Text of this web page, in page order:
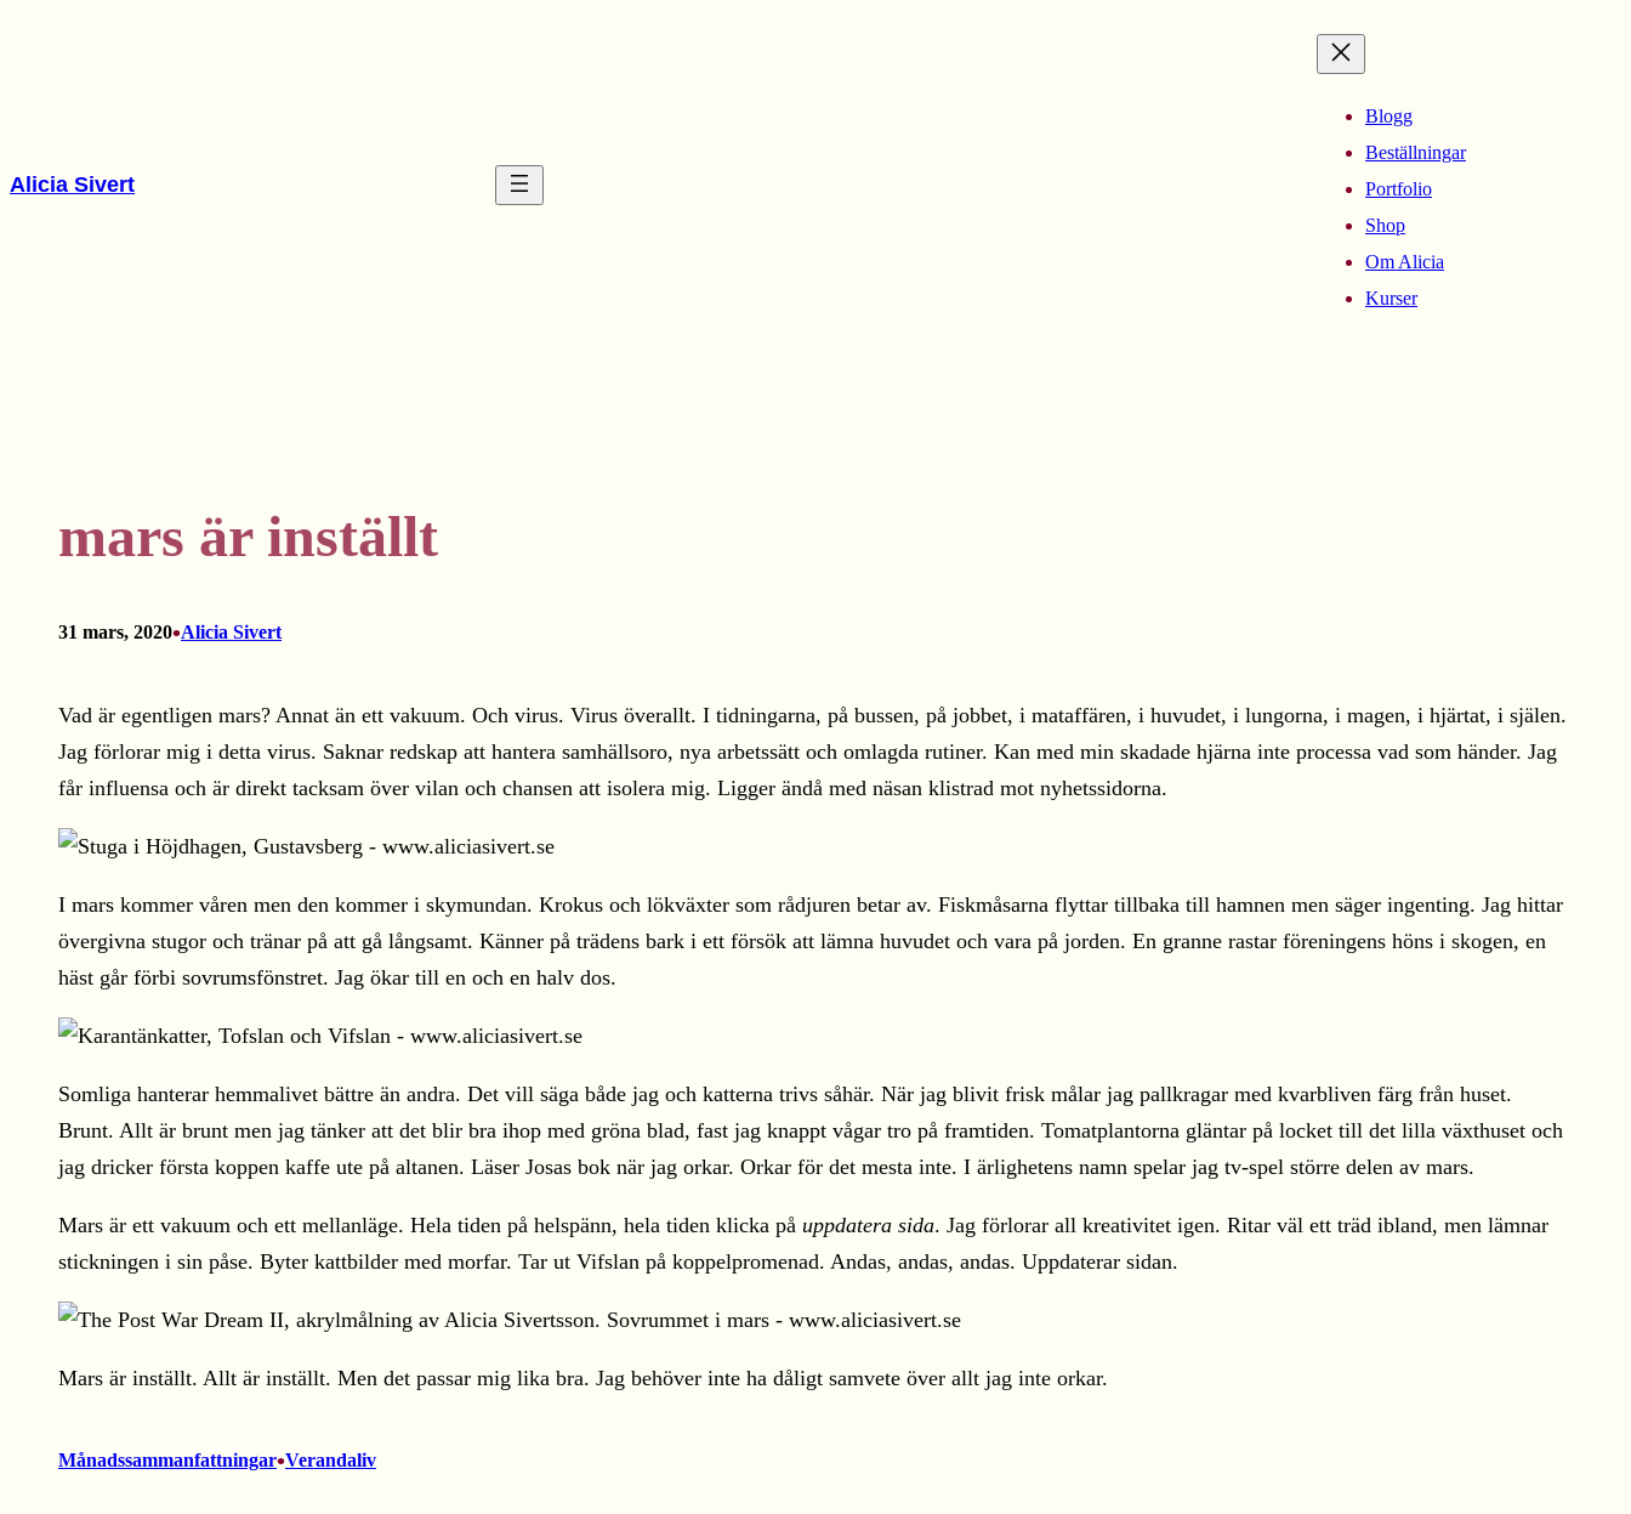
Alicia Sivert
Blogg
Beställningar
Portfolio
Shop
Om Alicia
Kurser
mars är inställt
31 mars, 2020•Alicia Sivert
Vad är egentligen mars? Annat än ett vakuum. Och virus. Virus överallt. I tidningarna, på bussen, på jobbet, i mataffären, i huvudet, i lungorna, i magen, i hjärtat, i själen.
Jag förlorar mig i detta virus. Saknar redskap att hantera samhällsoro, nya arbetssätt och omlagda rutiner. Kan med min skadade hjärna inte processa vad som händer. Jag
får influensa och är direkt tacksam över vilan och chansen att isolera mig. Ligger ändå med näsan klistrad mot nyhetssidorna.
I mars kommer våren men den kommer i skymundan. Krokus och lökväxter som rådjuren betar av. Fiskmåsarna flyttar tillbaka till hamnen men säger ingenting. Jag hittar
övergivna stugor och tränar på att gå långsamt. Känner på trädens bark i ett försök att lämna huvudet och vara på jorden. En granne rastar föreningens höns i skogen, en
häst går förbi sovrumsfönstret. Jag ökar till en och en halv dos.
Somliga hanterar hemmalivet bättre än andra. Det vill säga både jag och katterna trivs såhär. När jag blivit frisk målar jag pallkragar med kvarbliven färg från huset.
Brunt. Allt är brunt men jag tänker att det blir bra ihop med gröna blad, fast jag knappt vågar tro på framtiden. Tomatplantorna gläntar på locket till det lilla växthuset och
jag dricker första koppen kaffe ute på altanen. Läser Josas bok när jag orkar. Orkar för det mesta inte. I ärlighetens namn spelar jag tv-spel större delen av mars.
Mars är ett vakuum och ett mellanläge. Hela tiden på helspänn, hela tiden klicka på uppdatera sida. Jag förlorar all kreativitet igen. Ritar väl ett träd ibland, men lämnar
stickningen i sin påse. Byter kattbilder med morfar. Tar ut Vifslan på koppelpromenad. Andas, andas, andas. Uppdaterar sidan.
Mars är inställt. Allt är inställt. Men det passar mig lika bra. Jag behöver inte ha dåligt samvete över allt jag inte orkar.
Månadssammanfattningar•Verandaliv